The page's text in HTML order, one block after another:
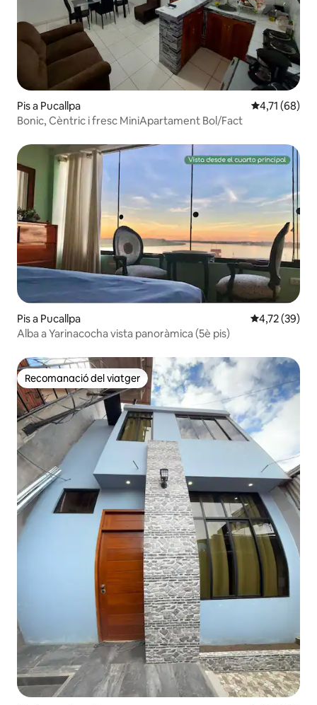
Pis a Pucallpa 4,71 de
4,71 (68)
Bonic, Cèntric i fresc MiniApartament Bol/Fact
Pis a Pucallpa 4,72 de
4,72 (39)
Alba a Yarinacocha vista panoràmica (5è pis)
Recomanació del viatger
Recomanació del viatger